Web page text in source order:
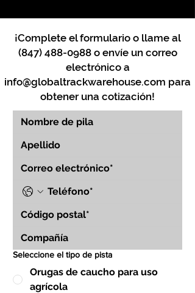
¡Complete el formulario o llame al
(847) 488-0988o envíe un correo
electrónico a
info@globaltrackwarehouse.com para
obtener una cotización!
Seleccione el tipo de pista
Orugas de caucho para uso
agrícola